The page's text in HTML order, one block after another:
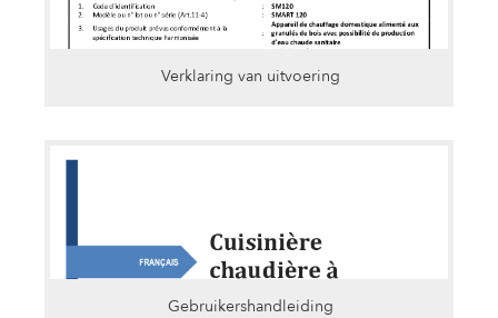
Verklaring van uitvoering
Gebruikershandleiding